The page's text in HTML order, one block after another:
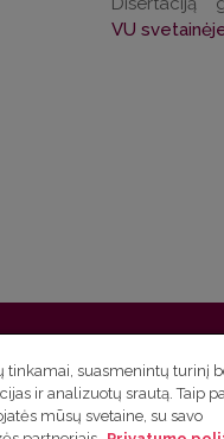
VU
| Universiteto g. 5, LT-
klausimai) tel. (0 5)
tinkamai, suasmenintų turinį
ir analizuotų srautą. Taip
mūsų svetaine, su savo